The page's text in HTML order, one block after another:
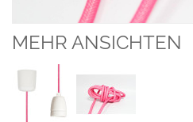
MEHR ANSICHTEN